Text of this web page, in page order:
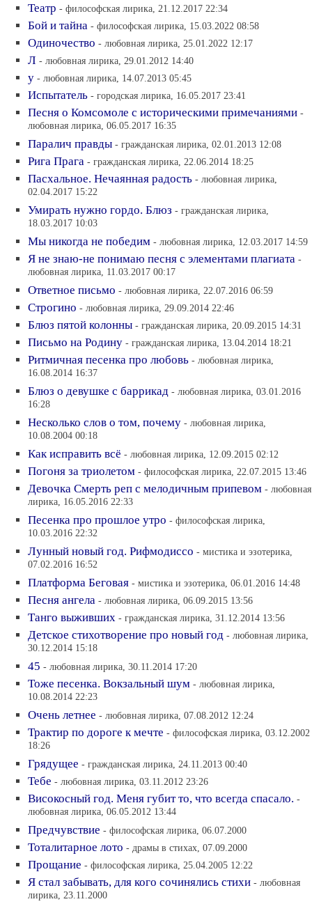
Театр - философская лирика, 21.12.2017 22:34
Бой и тайна - философская лирика, 15.03.2022 08:58
Одиночество - любовная лирика, 25.01.2022 12:17
Л - любовная лирика, 29.01.2012 14:40
у - любовная лирика, 14.07.2013 05:45
Испытатель - городская лирика, 16.05.2017 23:41
Песня о Комсомоле с историческими примечаниями -
любовная лирика, 06.05.2017 16:35
Паралич правды - гражданская лирика, 02.01.2013 12:08
Рига Прага - гражданская лирика, 22.06.2014 18:25
Пасхальное. Нечаянная радость - любовная лирика,
02.04.2017 15:22
Умирать нужно гордо. Блюз - гражданская лирика,
18.03.2017 10:03
Мы никогда не победим - любовная лирика, 12.03.2017 14:59
Я не знаю-не понимаю песня с элементами плагиата -
любовная лирика, 11.03.2017 00:17
Ответное письмо - любовная лирика, 22.07.2016 06:59
Строгино - любовная лирика, 29.09.2014 22:46
Блюз пятой колонны - гражданская лирика, 20.09.2015 14:31
Письмо на Родину - гражданская лирика, 13.04.2014 18:21
Ритмичная песенка про любовь - любовная лирика,
16.08.2014 16:37
Блюз о девушке с баррикад - любовная лирика, 03.01.2016
16:28
Несколько слов о том, почему - любовная лирика,
10.08.2004 00:18
Как исправить всё - любовная лирика, 12.09.2015 02:12
Погоня за триолетом - философская лирика, 22.07.2015 13:46
Девочка Смерть реп с мелодичным припевом - любовная
лирика, 16.05.2016 22:33
Песенка про прошлое утро - философская лирика,
10.03.2016 22:32
Лунный новый год. Рифмодиссо - мистика и эзотерика,
07.02.2016 16:52
Платформа Беговая - мистика и эзотерика, 06.01.2016 14:48
Песня ангела - любовная лирика, 06.09.2015 13:56
Танго выживших - гражданская лирика, 31.12.2014 13:56
Детское стихотворение про новый год - любовная лирика,
30.12.2014 15:18
45 - любовная лирика, 30.11.2014 17:20
Тоже песенка. Вокзальный шум - любовная лирика,
10.08.2014 22:23
Очень летнее - любовная лирика, 07.08.2012 12:24
Трактир по дороге к мечте - философская лирика, 03.12.2002
18:26
Грядущее - гражданская лирика, 24.11.2013 00:40
Тебе - любовная лирика, 03.11.2012 23:26
Високосный год. Меня губит то, что всегда спасало. -
любовная лирика, 06.05.2012 13:44
Предчувствие - философская лирика, 06.07.2000
Тоталитарное лото - драмы в стихах, 07.09.2000
Прощание - философская лирика, 25.04.2005 12:22
Я стал забывать, для кого сочинялись стихи - любовная
лирика, 23.11.2000